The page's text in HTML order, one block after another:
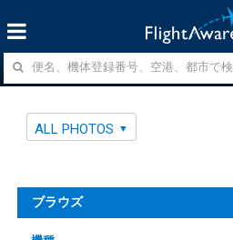
ALL PHOTOS
ブラウズ